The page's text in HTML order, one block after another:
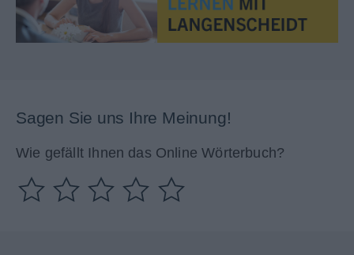
Sagen Sie uns Ihre Meinung!
Wie gefällt Ihnen das Online Wörterbuch?